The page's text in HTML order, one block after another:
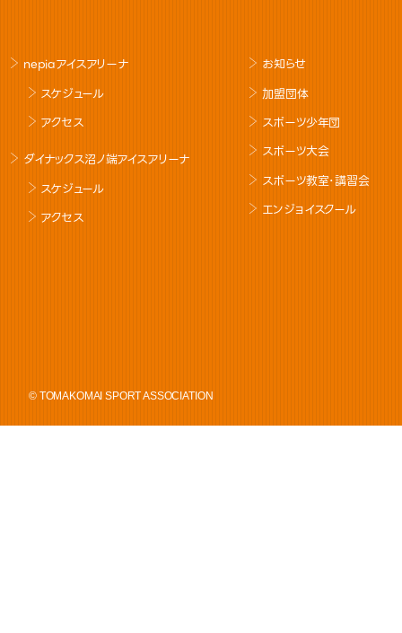
nepiaアイスアリーナ
スケジュール
アクセス
ダイナックス沼ノ端アイスアリーナ
スケジュール
アクセス
お知らせ
加盟団体
スポーツ少年団
スポーツ大会
スポーツ教室･講習会
エンジョイスクール
© TOMAKOMAI SPORT ASSOCIATION